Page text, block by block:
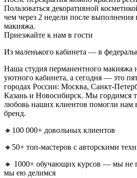
Пользоваться декоративной
чем через 2 недели после выполнения
макияжа.
Приезжайте к нам в гости
Из маленького кабинета — в
Наша студия перманентного макияжа
уютного кабинета, а сегодня — это
городах России: Москва, Санкт-
Казань и Новосибирск. Мы гордимся
любовь наших клиентов помогли нам
бренд.
🔸100 000+ довольных клиентов
🔸50+ топ-мастеров с авторскими
🔸 1000+ обучающих курсов — мы не
мы ею делимся